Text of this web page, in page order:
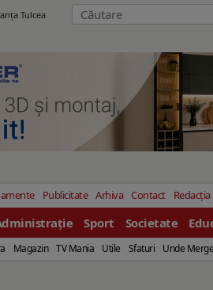
Tulcea
Publicitate Arhiva Contact Redacția
Sport Societate
Magazin TV Mania Utile Sfaturi Unde